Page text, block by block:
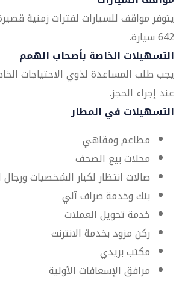
يتوفر مواقف للسيارات لفترات زمنية
642 سيارة.
التسهيلات الخاصة بأصحاب الهمم
يجب طلب المساعدة لذوي الاحتياجات
عند إجراء الحجز.
التسهيلات في المطار
مطاعم ومقاهي
محلات بيع الصحف
صالات انتظار لكبار الشخصيات ورجال
بنك وخدمة صراف آلي
خدمة تحويل العملات
ركن مزود بخدمة الانترنت
مكتب بريدي
مرافق الإسعافات الأولية